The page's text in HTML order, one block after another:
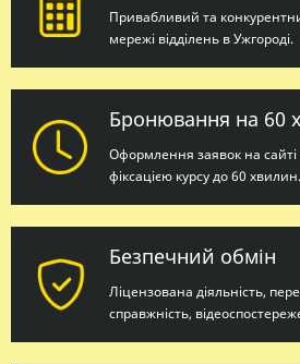
Привабливий та
мережі відділень в Ужгороді.
Бронювання на 60
Оформлення заявок на сайті
фіксацією курсу до 60 хвилин.
Безпечний обмін
Ліцензована діяльність,
справжність,